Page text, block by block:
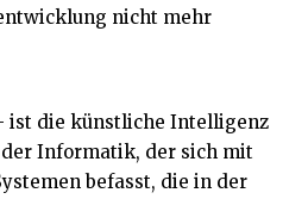
nicht mehr
ist die künstliche Intelligenz
Informatik, der sich mit
befasst, die in der